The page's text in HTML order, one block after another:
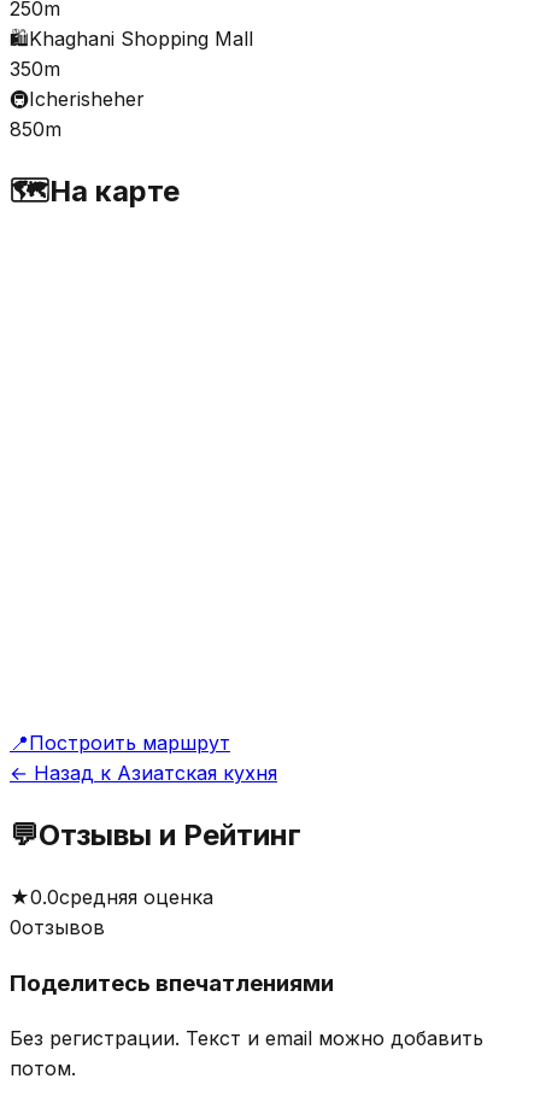
250m
🛍️Khaghani Shopping Mall
350m
🚇Icherisheher
850m
🗺️На карте
📍Построить маршрут
← Назад к Азиатская кухня
💬Отзывы и Рейтинг
★0.0средняя оценка
0отзывов
Поделитесь впечатлениями
Без регистрации. Текст и email можно добавить
потом.